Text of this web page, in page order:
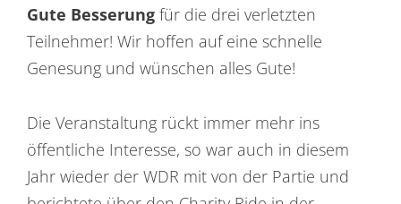
Gute Besserung für die drei verletzten
Teilnehmer! Wir hoffen auf eine schnelle
Genesung und wünschen alles Gute!
Die Veranstaltung rückt immer mehr ins
öffentliche Interesse, so war auch in diesem
Jahr wieder der WDR mit von der Partie und